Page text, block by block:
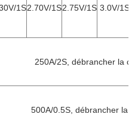
1S2.70V/1S2.75V/1S 3.0V/1S
250A/2S, débrancher la
500A/0.5S, débrancher la